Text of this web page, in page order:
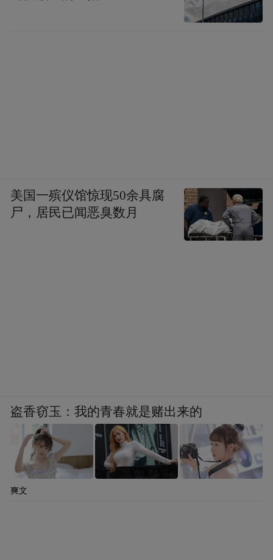
美国一殡仪馆惊现50余具腐
尸，居民已闻恶臭数月
盗香窃玉：我的青春就是赌出来的
爽文